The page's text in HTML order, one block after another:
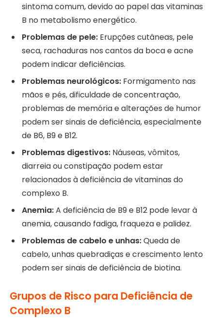
sintoma comum, devido ao papel das vitaminas
B no metabolismo energético.
Problemas de pele: Erupções cutâneas, pele
seca, rachaduras nos cantos da boca e acne
podem indicar deficiências.
Problemas neurológicos: Formigamento nas
mãos e pés, dificuldade de concentração,
problemas de memória e alterações de humor
podem ser sinais de deficiência, especialmente
de B6, B9 e B12.
Problemas digestivos: Náuseas, vômitos,
diarreia ou constipação podem estar
relacionados à deficiência de vitaminas do
complexo B.
Anemia:A deficiência de B9 e B12 pode levar à
anemia, causando fadiga, fraqueza e palidez.
Problemas de cabelo e unhas:Queda de
cabelo, unhas quebradiças e crescimento lento
podem ser sinais de deficiência de biotina.
Grupos de Risco para Deficiência de
Complexo B